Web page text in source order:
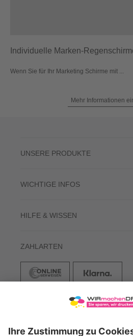
Individuelle Marken-
Wenn Sie für Ihr Marketing Schirme mit ...
Mehr Informationen
UNSERE PRODUKTE
WICHTIGE INFOS
HILFE & WISSEN
ZAHLARTEN